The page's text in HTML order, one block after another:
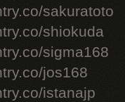
sakuratoto
shiokuda
sigma168
jos168
istanajp